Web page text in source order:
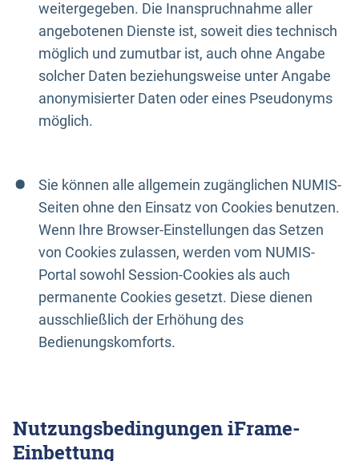
weitergegeben. Die Inanspruchnahme aller
angebotenen Dienste ist, soweit dies technisch
möglich und zumutbar ist, auch ohne Angabe
solcher Daten beziehungsweise unter Angabe
anonymisierter Daten oder eines Pseudonyms
möglich.
Sie können alle allgemein zugänglichen NUMIS-
Seiten ohne den Einsatz von Cookies benutzen.
Wenn Ihre Browser-Einstellungen das Setzen
von Cookies zulassen, werden vom NUMIS-
Portal sowohl Session-Cookies als auch
permanente Cookies gesetzt. Diese dienen
ausschließlich der Erhöhung des
Bedienungskomforts.
Nutzungsbedingungen iFrame-
Einbettung